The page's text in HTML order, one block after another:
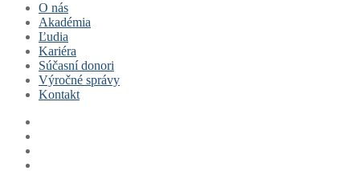
O nás
Akadémia
Ľudia
Kariéra
Súčasní donori
Výročné správy
Kontakt